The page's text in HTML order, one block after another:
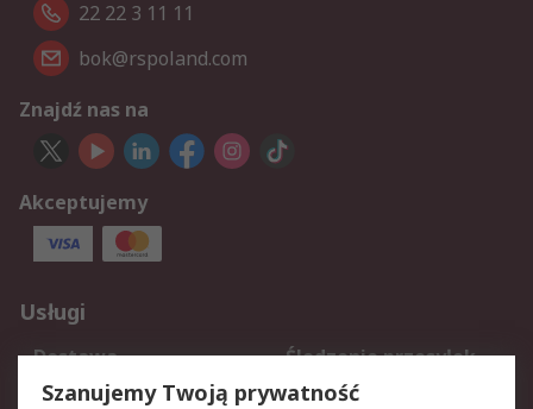
22 22 3 11 11
bok@rspoland.com
Znajdź nas na
Akceptujemy
Usługi
Dostawa
Śledzenie przesyłek
Reklamacje i zwroty
Rejestracja
Szanujemy Twoją prywatność